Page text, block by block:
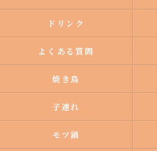
ドリンク
よくある質問
焼き鳥
子連れ
モツ鍋